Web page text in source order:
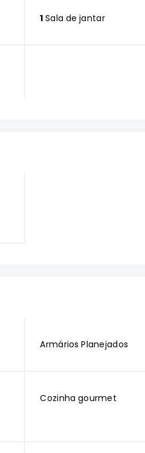
1 Sala de jantar
Armários Planejados
Cozinha gourmet